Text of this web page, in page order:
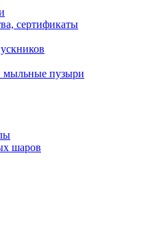
сертификаты
пузыри
шаров